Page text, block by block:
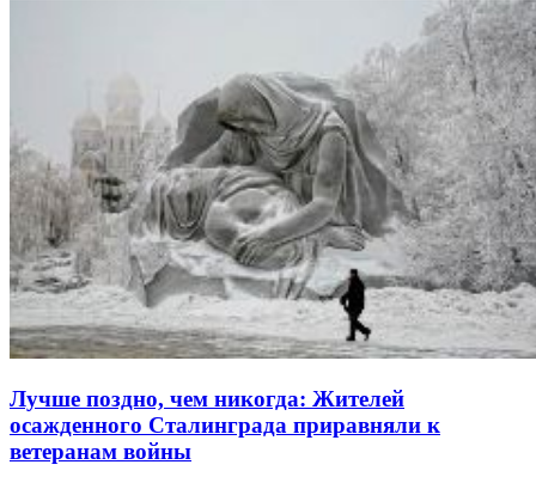
Лучше поздно, чем никогда: Жителей
осажденного Сталинграда приравняли к
ветеранам войны